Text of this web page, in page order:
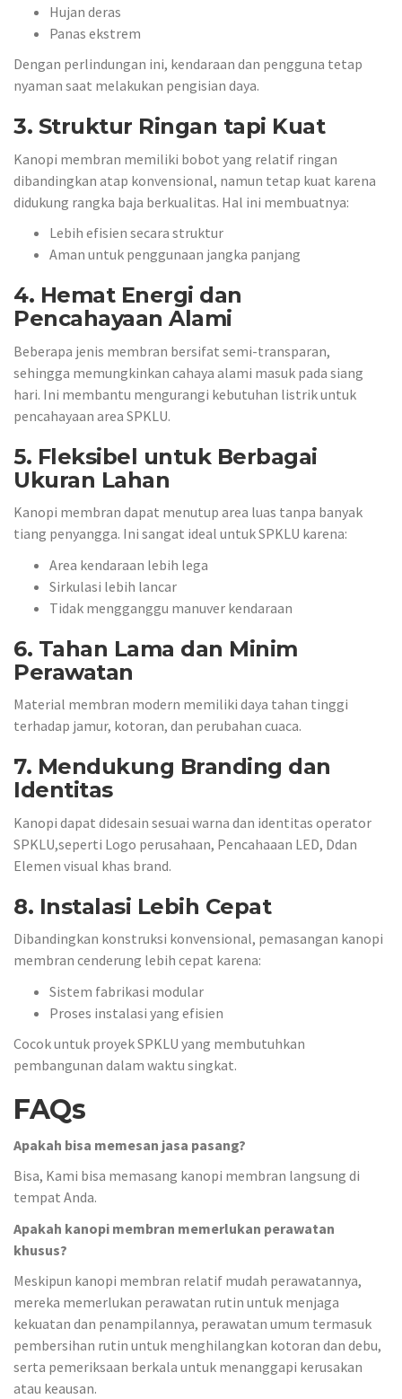
Hujan deras
Panas ekstrem
Dengan perlindungan ini, kendaraan dan pengguna tetap
nyaman saat melakukan pengisian daya.
3. Struktur Ringan tapi Kuat
Kanopi membran memiliki bobot yang relatif ringan
dibandingkan atap konvensional, namun tetap kuat karena
didukung rangka baja berkualitas. Hal ini membuatnya:
Lebih efisien secara struktur
Aman untuk penggunaan jangka panjang
4. Hemat Energi dan
Pencahayaan Alami
Beberapa jenis membran bersifat semi-transparan,
sehingga memungkinkan cahaya alami masuk pada siang
hari. Ini membantu mengurangi kebutuhan listrik untuk
pencahayaan area SPKLU.
5. Fleksibel untuk Berbagai
Ukuran Lahan
Kanopi membran dapat menutup area luas tanpa banyak
tiang penyangga. Ini sangat ideal untuk SPKLU karena:
Area kendaraan lebih lega
Sirkulasi lebih lancar
Tidak mengganggu manuver kendaraan
6. Tahan Lama dan Minim
Perawatan
Material membran modern memiliki daya tahan tinggi
terhadap jamur, kotoran, dan perubahan cuaca.
7. Mendukung Branding dan
Identitas
Kanopi dapat didesain sesuai warna dan identitas operator
SPKLU,seperti Logo perusahaan, Pencahaaan LED, Ddan
Elemen visual khas brand.
8. Instalasi Lebih Cepat
Dibandingkan konstruksi konvensional, pemasangan kanopi
membran cenderung lebih cepat karena:
Sistem fabrikasi modular
Proses instalasi yang efisien
Cocok untuk proyek SPKLU yang membutuhkan
pembangunan dalam waktu singkat.
FAQs
Apakah bisa memesan jasa pasang?
Bisa, Kami bisa memasang kanopi membran langsung di
tempat Anda.
Apakah kanopi membran memerlukan perawatan
khusus?
Meskipun kanopi membran relatif mudah perawatannya,
mereka memerlukan perawatan rutin untuk menjaga
kekuatan dan penampilannya, perawatan umum termasuk
pembersihan rutin untuk menghilangkan kotoran dan debu,
serta pemeriksaan berkala untuk menanggapi kerusakan
atau keausan.